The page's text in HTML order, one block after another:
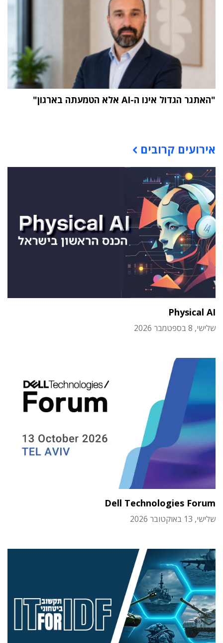
"האתגר הגדול אינו ה-AI אלא הטמעתה בארגון"
אירועים קרובים
Physical AI
שלישי, 8 בספטמבר 2026
Dell Technologies Forum
שלישי, 13 באוקטובר 2026